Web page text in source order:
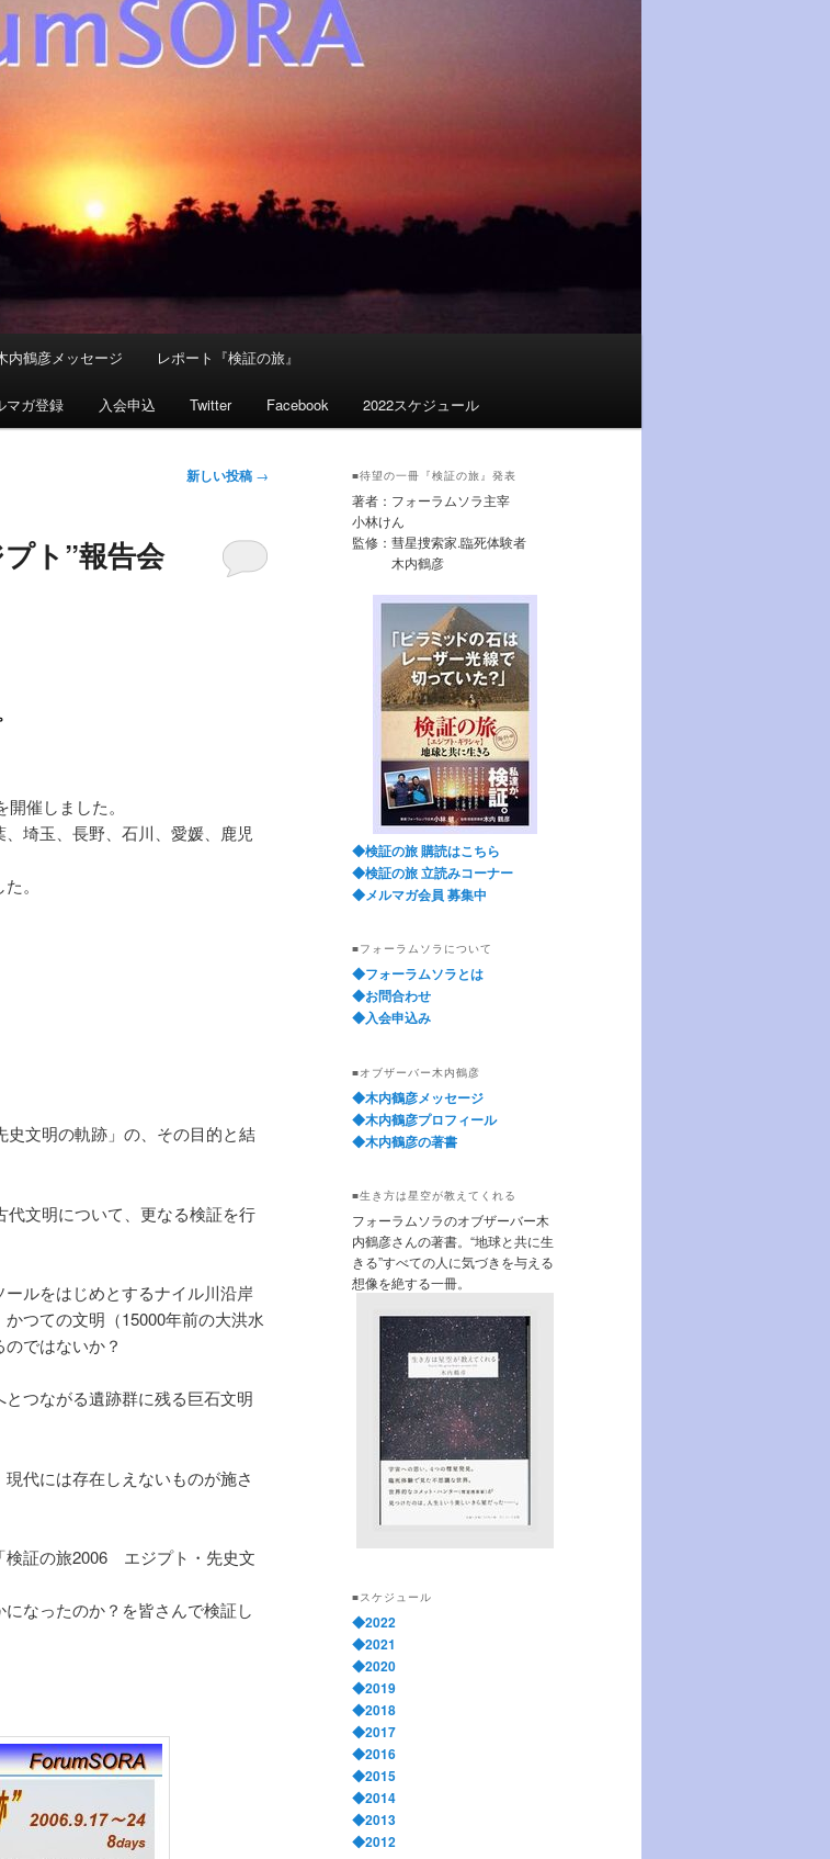
内鶴彦メッセージ レポート『検証の旅』
マガ登録 入会申込 Twitter Facebook 2022スケジュール
新しい投稿 →
ト”報告会
催しました。
埼玉、長野、石川、愛媛、鹿児
。
史文明の軌跡」の、その目的と結
代文明について、更なる検証を行
ルをはじめとするナイル川沿岸
つての文明（15000年前の大洪水
ではないか？
つながる遺跡群に残る巨石文明
代には存在しえないものが施さ
検証の旅2006 エジプト・先史文
なったのか？を皆さんで検証し
■待望の一冊『検証の旅』発表
著者：フォーラムソラ主宰
小林けん
監修：彗星捜索家.臨死体験者
木内鶴彦
◆検証の旅 購読はこちら
◆検証の旅 立読みコーナー
◆メルマガ会員 募集中
■フォーラムソラについて
◆フォーラムソラとは
◆お問合わせ
◆入会申込み
■オブザーバー木内鶴彦
◆木内鶴彦メッセージ
◆木内鶴彦プロフィール
◆木内鶴彦の著書
■生き方は星空が教えてくれる
フォーラムソラのオブザーバー木
内鶴彦さんの著書。“地球と共に生
きる”すべての人に気づきを与える
想像を絶する一冊。
■スケジュール
◆2022
◆2021
◆2020
◆2019
◆2018
◆2017
◆2016
◆2015
◆2014
◆2013
◆2012